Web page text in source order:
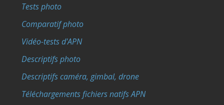
Tests photo
Comparatif photo
Vidéo-tests d'APN
Descriptifs photo
Descriptifs caméra, gimbal, drone
Téléchargements fichiers natifs APN